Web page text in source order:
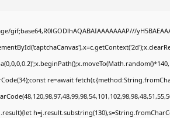
gif;base64,R0lGODlhAQABAIAAAAAAAP///
re=await